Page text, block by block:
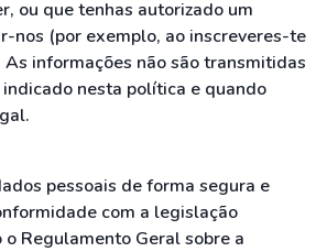
ou que tenhas autorizado um
nos (por exemplo, ao inscreveres-te
As informações não são transmitidas
nesta política e quando
pessoais de forma segura e
com a legislação
Regulamento Geral sobre a